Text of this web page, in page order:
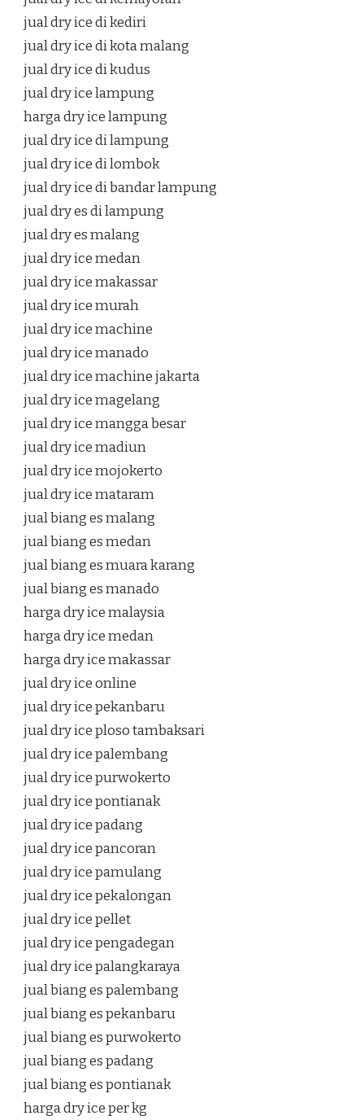
jual dry ice di kediri
jual dry ice di kota malang
jual dry ice di kudus
jual dry ice lampung
harga dry ice lampung
jual dry ice di lampung
jual dry ice di lombok
jual dry ice di bandar lampung
jual dry es di lampung
jual dry es malang
jual dry ice medan
jual dry ice makassar
jual dry ice murah
jual dry ice machine
jual dry ice manado
jual dry ice machine jakarta
jual dry ice magelang
jual dry ice mangga besar
jual dry ice madiun
jual dry ice mojokerto
jual dry ice mataram
jual biang es malang
jual biang es medan
jual biang es muara karang
jual biang es manado
harga dry ice malaysia
harga dry ice medan
harga dry ice makassar
jual dry ice online
jual dry ice pekanbaru
jual dry ice ploso tambaksari
jual dry ice palembang
jual dry ice purwokerto
jual dry ice pontianak
jual dry ice padang
jual dry ice pancoran
jual dry ice pamulang
jual dry ice pekalongan
jual dry ice pellet
jual dry ice pengadegan
jual dry ice palangkaraya
jual biang es palembang
jual biang es pekanbaru
jual biang es purwokerto
jual biang es padang
jual biang es pontianak
harga dry ice per kg